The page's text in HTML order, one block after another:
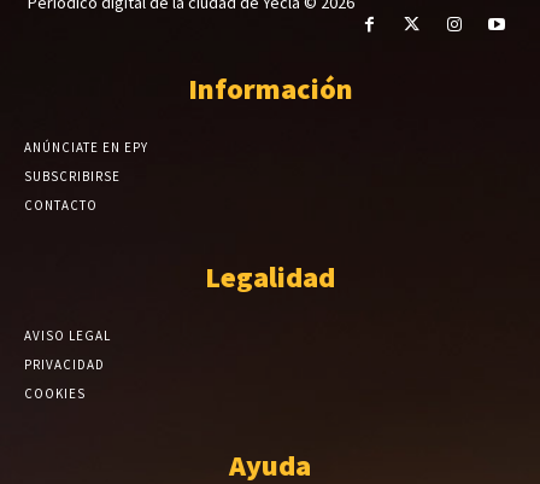
Información
ANÚNCIATE EN EPY
SUBSCRIBIRSE
CONTACTO
Legalidad
AVISO LEGAL
PRIVACIDAD
COOKIES
Ayuda